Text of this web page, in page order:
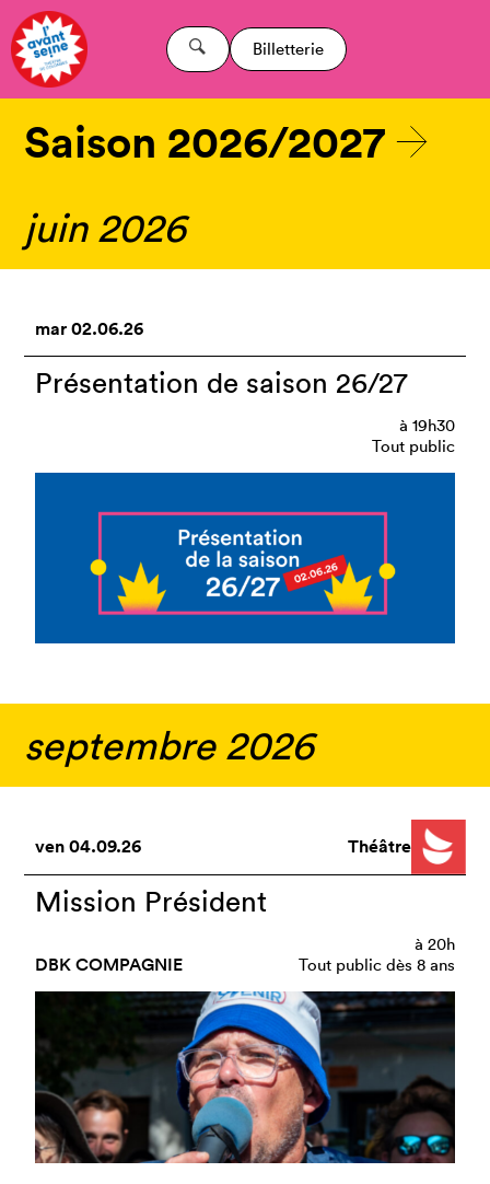
Billetterie
Saison 2026/2027
juin 2026
mar02.06.26
Présentation de saison 26/27
à 19h30
Tout public
septembre 2026
ven04.09.26 Théâtre
Mission Président
DBK COMPAGNIE
à 20h
Tout public dès 8 ans